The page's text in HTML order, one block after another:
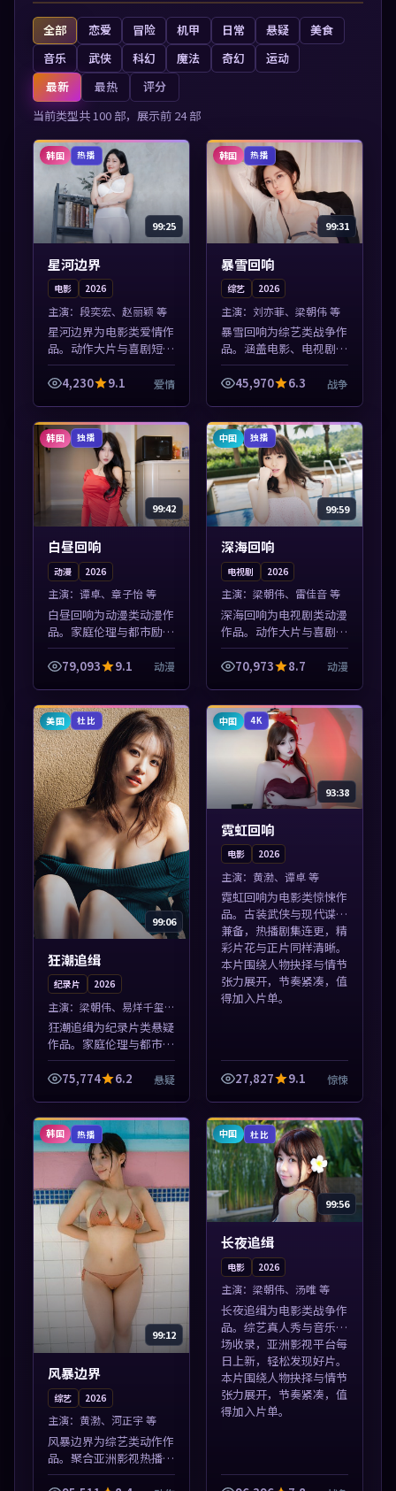
全部 恋爱 冒险 机甲 日常 悬疑
美食
音乐
武侠 科幻 魔法 奇幻
运动
最新
最热
评分
当前类型共 100 部，展示前 24部
韩国 热播
99:25
星河边界
电影 2026
主演： 段奕宏、赵丽颖 等
星河边界为电影类爱情作
品。动作大片与喜剧短片
搭配推荐，亚洲影视高清
站，流畅不卡顿。本片围
片单。
4,230 9.1 爱情
韩国 热播
99:31
暴雪回响
综艺 2026
主演： 刘亦菲、梁朝伟 等
暴雪回响为综艺类战争作
品。涵盖电影、电视剧与
综艺节目，国产精品与海
外佳作并陈，免费在线点
凑，值得加入片...
45,970 6.3 战争
韩国 独播
99:42
白昼回响
动漫 2026
主演： 谭卓、章子怡 等
白昼回响为动漫类动漫作
品。家庭伦理与都市励志
题材丰富，高清免费在线
播放，适合全年龄段观
凑，值得加入片单...
79,093 9.1 动漫
中国 独播
99:59
深海回响
电视剧 2026
主演： 梁朝伟、雷佳音 等
深海回响为电视剧类动漫
作品。动作大片与喜剧短
片搭配推荐，亚洲影视高
清站，流畅不卡顿。本片
入片单。
70,973 8.7 动漫
美国 杜比
99:06
狂潮追缉
纪录片 2026
主演： 梁朝伟、易烊千玺
等
狂潮追缉为纪录片类悬疑
作品。家庭伦理与都市励
志题材丰富，高清免费在
线播放，适合全年龄段观
凑，值得加入片...
75,774 6.2 悬疑
中国 4K
93:38
霓虹回响
电影 2026
主演： 黄渤、谭卓 等
霓虹回响为电影类惊悚作
品。古装武侠与现代谍战
兼备，热播剧集连更，精
彩片花与正片同样清晰。
本片围绕人物抉择与情节
张力展开，节奏紧凑，值
得加入片单。
27,827 9.1 惊悚
韩国 热播
99:12
风暴边界
综艺 2026
主演： 黄渤、河正宇 等
风暴边界为综艺类动作作
品。聚合亚洲影视热播内
容，高清免费在线观看，
中国 杜比
99:56
长夜追缉
电影 2026
主演： 梁朝伟、汤唯 等
长夜追缉为电影类战争作
品。综艺真人秀与音乐现
场收录，亚洲影视平台每
日上新，轻松发现好片。
本片围绕人物抉择与情节
张力展开，节奏紧凑，值
得加入片单。